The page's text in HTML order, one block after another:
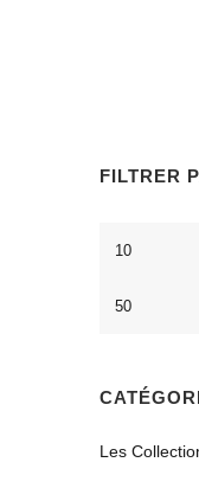
FILTRER
Les